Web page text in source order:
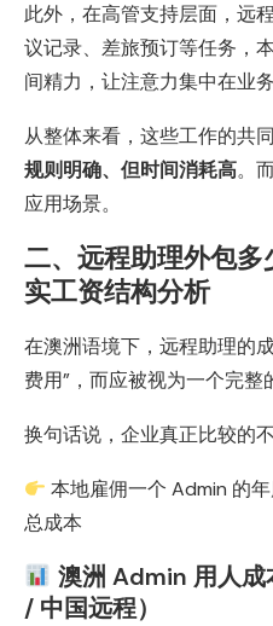
此外，在高管支持层面，远
议记录、差旅预订等任务，
间精力，让注意力集中在业务
从整体来看，这些工作的共
规则明确、但时间消耗高。
应用场景。
二、远程助理外包
实工资结构分析
在澳洲语境下，远程助理的
费用”，而应被视为一个完整
换句话说，企业真正比较的
本地雇佣一个 Admin 的
总成本
澳洲 Admin 用人
/ 中国远程）